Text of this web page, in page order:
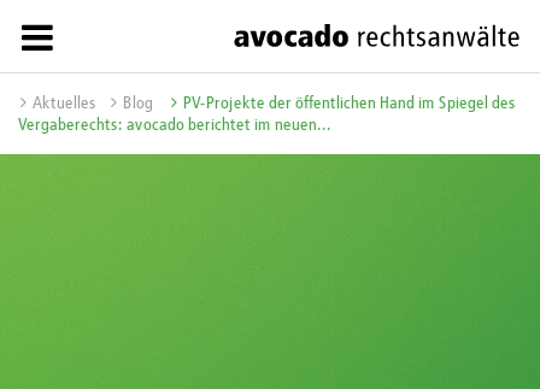
Aktuelles Blog
PV-Projekte der öffentlichen Hand im Spiegel des
Vergaberechts: avocado berichtet im neuen...